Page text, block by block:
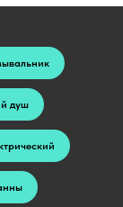
душ